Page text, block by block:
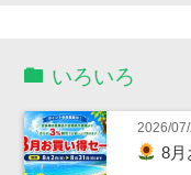
いろいろ
2026/
8月